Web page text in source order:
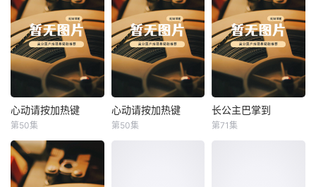
心动请按加热键
心动请按加热键
第50集
心动请按加热键
心动请按加热键
第50集
长公主巴掌到
长公主巴掌到
第71集